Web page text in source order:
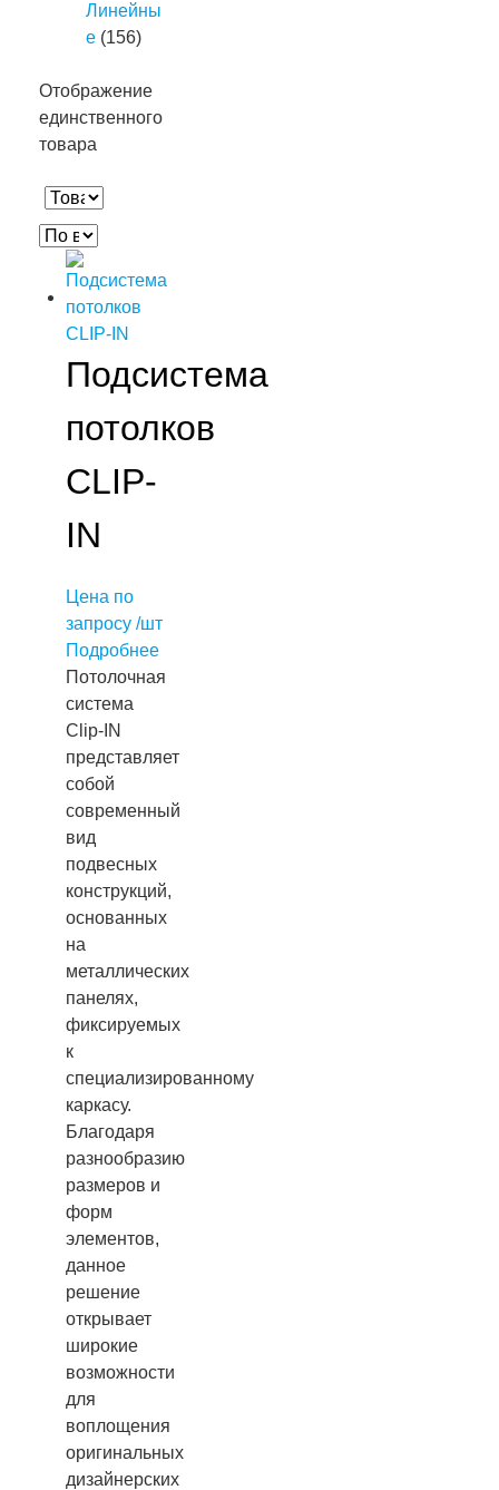
Линейны
е (156)
Отображение
единственного
товара
Подсистема
потолков
CLIP-
IN
Цена по
запросу /шт
Подробнее
Потолочная
система
Clip-IN
представляет
собой
современный
вид
подвесных
конструкций,
основанных
на
металлических
панелях,
фиксируемых
к
специализированному
каркасу.
Благодаря
разнообразию
размеров и
форм
элементов,
данное
решение
открывает
широкие
возможности
для
воплощения
оригинальных
дизайнерских